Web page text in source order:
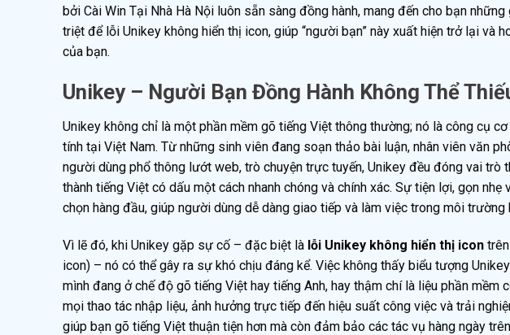
bởi Cài Win Tại Nhà Hà Nội luôn sẵn sàng đồng hành, mang đến cho bạn
triệt để lỗi Unikey không hiển thị icon, giúp “người bạn” này xuất hiện trở lại và
của bạn.
Unikey – Người Bạn Đồng Hành Không Thể
Unikey không chỉ là một phần mềm gõ tiếng Việt thông thường; nó là công cụ
tính tại Việt Nam. Từ những sinh viên đang soạn thảo bài luận, nhân viên văn
người dùng phổ thông lướt web, trò chuyện trực tuyến, Unikey đều đóng vai
thành tiếng Việt có dấu một cách nhanh chóng và chính xác. Sự tiện lợi, gọn
chọn hàng đầu, giúp người dùng dễ dàng giao tiếp và làm việc trong môi trường
Vì lẽ đó, khi Unikey gặp sự cố – đặc biệt là lỗi Unikey không hiển thị icon
icon) – nó có thể gây ra sự khó chịu đáng kể. Việc không thấy biểu tượng
mình đang ở chế độ gõ tiếng Việt hay tiếng Anh, hay thậm chí là liệu phần mềm
mọi thao tác nhập liệu, ảnh hưởng trực tiếp đến hiệu suất công việc và trải
giúp bạn gõ tiếng Việt thuận tiện hơn mà còn đảm bảo các tác vụ hàng ngày